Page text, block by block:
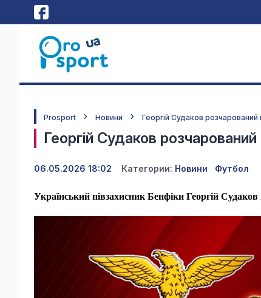
Prosport Новини Георгій Судаков
Георгій Судаков
06.05.2026 18:02 Категории: Новини Футбол
Український півзахисник Бенфіки Георгій